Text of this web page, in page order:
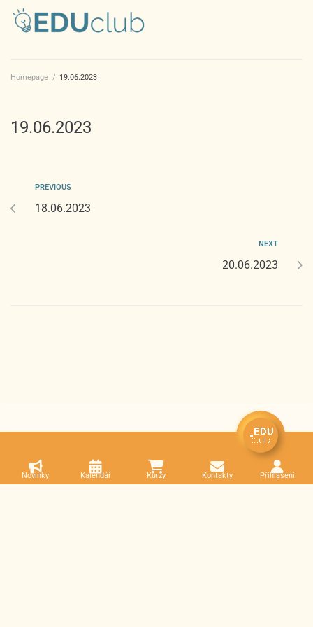
Homepage / 19.06.2023
19.06.2023
PREVIOUS
18.06.2023
NEXT
20.06.2023
Novinky Kalendář Kurzy Kontakty Přihlášení